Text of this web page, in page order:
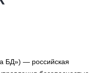
БД») — российская